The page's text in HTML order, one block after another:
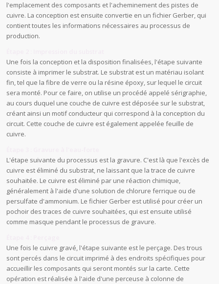
l'emplacement des composants et l'acheminement des pistes de
cuivre. La conception est ensuite convertie en un fichier Gerber, qui
contient toutes les informations nécessaires au processus de
production.
Une fois la conception et la disposition finalisées, l'étape suivante
consiste à imprimer le substrat. Le substrat est un matériau isolant
fin, tel que la fibre de verre ou la résine époxy, sur lequel le circuit
sera monté. Pour ce faire, on utilise un procédé appelé sérigraphie,
au cours duquel une couche de cuivre est déposée sur le substrat,
créant ainsi un motif conducteur qui correspond à la conception du
circuit. Cette couche de cuivre est également appelée feuille de
cuivre.
L'étape suivante du processus est la gravure. C'est là que l'excès de
cuivre est éliminé du substrat, ne laissant que la trace de cuivre
souhaitée. Le cuivre est éliminé par une réaction chimique,
généralement à l'aide d'une solution de chlorure ferrique ou de
persulfate d'ammonium. Le fichier Gerber est utilisé pour créer un
pochoir des traces de cuivre souhaitées, qui est ensuite utilisé
comme masque pendant le processus de gravure.
Une fois le cuivre gravé, l'étape suivante est le perçage. Des trous
sont percés dans le circuit imprimé à des endroits spécifiques pour
accueillir les composants qui seront montés sur la carte. Cette
opération est réalisée à l'aide d'une perceuse à colonne de